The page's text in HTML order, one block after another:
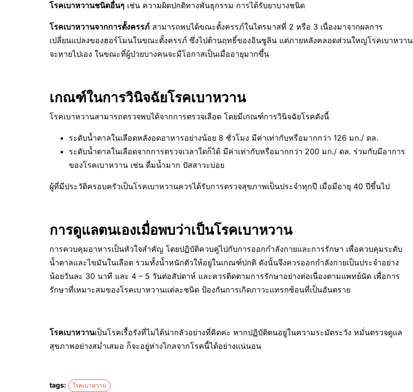
โรคเบาหวานชนิดอื่นๆ เช่น ความผิดปกติทางพันธุกรรม การได้รับยาบางชนิด
โรคเบาหวานจากการตั้งครรภ์ สามารถพบได้ขณะตั้งครรภ์ในไตรมาสที่ 2 หรือ 3 เนื่องมาจากผลการ
เปลี่ยนแปลงของฮอร์โมนในขณะตั้งครรภ์ ซึ่งไปต้านฤทธิ์ของอินซูลิน แต่ภายหลังคลอดส่วนใหญ่โรคเบาหวาน
จะหายไปเอง ในขณะที่ผู้ป่วยบางคนจะมีโอกาสเป็นเมื่ออายุมากขึ้น
เกณฑ์ในการวินิจฉัยโรคเบาหวาน
โรคเบาหวานสามารถตรวจพบได้จากการตรวจเลือด โดยมีเกณฑ์การวินิจฉัยโรคดังนี้
ระดับน้ำตาลในเลือดหลังอดอาหารอย่างน้อย 8 ชั่วโมง มีค่าเท่ากับหรือมากกว่า 126 มก./ ดล.
ระดับน้ำตาลในเลือดจากการตรวจเวลาใดก็ได้ มีค่าเท่ากับหรือมากกว่า 200 มก./ ดล. ร่วมกับมีอาการ
ของโรคเบาหวาน เช่น ดื่มน้ำมาก ปัสสาวะบ่อย
ผู้ที่มีประวัติครอบครัวเป็นโรคเบาหวานควรได้รับการตรวจสุขภาพเป็นประจำทุกปี เมื่อมีอายุ 40 ปีขึ้นไป
การดูแลตนเองเมื่อพบว่าเป็นโรคเบาหวาน
การควบคุมอาหารเป็นหัวใจสำคัญ โดยปฏิบัติควบคู่ไปกับการออกกำลังกายและการรักษา เพื่อควบคุมระดับ
น้ำตาลและไขมันในเลือด รวมทั้งน้ำหนักตัวให้อยู่ในเกณฑ์ปกติ ดังนั้นจึงควรออกกำลังกายเป็นประจำอย่าง
น้อยวันละ 30 นาที และ 4 – 5 วันต่อสัปดาห์ และควรติดตามการรักษาอย่างต่อเนื่องตามแพทย์นัด เพื่อการ
รักษาที่เหมาะสมของโรคเบาหวานแต่ละชนิด ป้องกันการเกิดภาวะแทรกซ้อนที่เป็นอันตราย
โรคเบาหวานเป็นโรคเรื้อรังที่ไม่ได้น่ากลัวอย่างที่คิดค่ะ หากปฏิบัติตนอยู่ในความระมัดระวัง หมั่นตรวจดูแล
สุขภาพอย่างสม่ำเสมอ ก็จะอยู่ห่างไกลจากโรคนี้ได้อย่างแน่นอน
tags: โรคเบาหวาน